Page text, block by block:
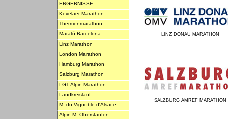
LINZ DONAU MARATHON
SALZBURG AMREF MARATHON
ERGEBNISSE
Kevelaer-Marathon
Thermenmarathon
Marató Barcelona
Linz Marathon
London Marathon
Hamburg Marathon
Salzburg Marathon
LGT Alpin Marathon
Landkreislauf
M. du Vignoble d'Alsace
Alpin M. Oberstaufen